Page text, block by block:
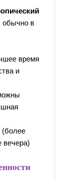
обычно в
время
и
(более